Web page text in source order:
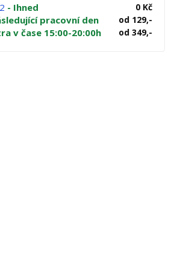
- Ihned 0 Kč
pracovní den od 129,-
v čase 15:00-20:00h od 349,-